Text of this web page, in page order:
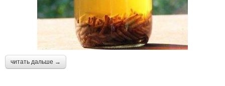
читать дальше →